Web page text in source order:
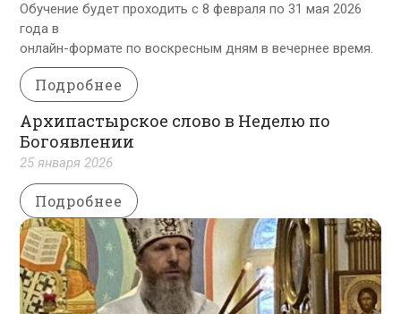
Обучение будет проходить с 8 февраля по 31 мая 2026
года в
онлайн-формате по воскресным дням в вечернее время.
Подробнее
Архипастырское слово в Неделю по
Богоявлении
25 января 2026
Подробнее